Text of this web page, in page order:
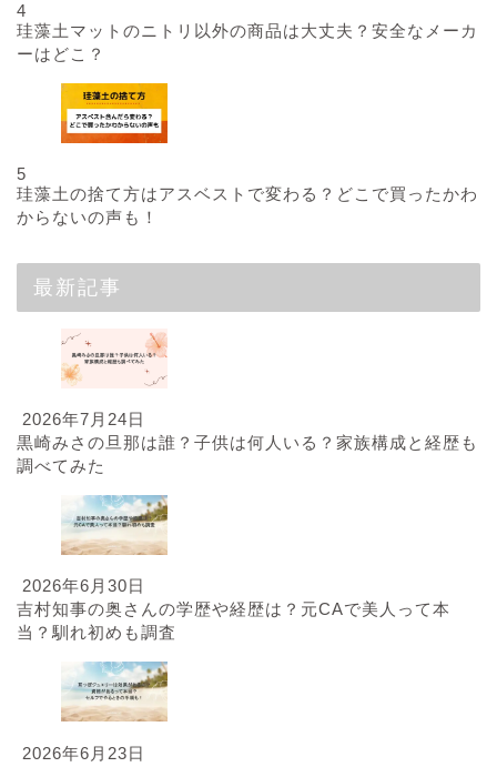
4
珪藻土マットのニトリ以外の商品は大丈夫？安全なメーカ
ーはどこ？
5
珪藻土の捨て方はアスベストで変わる？どこで買ったかわ
からないの声も！
最新記事
2026年7月24日
黒崎みさの旦那は誰？子供は何人いる？家族構成と経歴も
調べてみた
2026年6月30日
吉村知事の奥さんの学歴や経歴は？元CAで美人って本
当？馴れ初めも調査
2026年6月23日